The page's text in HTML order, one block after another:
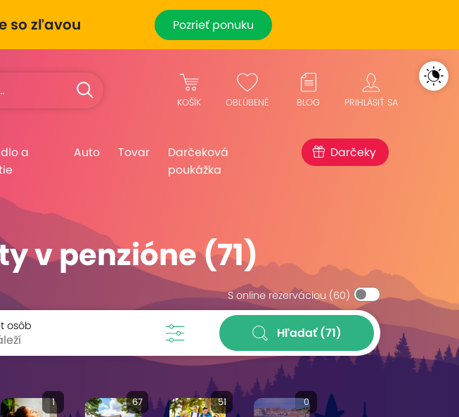
so zľavou Pozrieť ponuku
KOŠÍK OBĽÚBENÉ BLOG PRIHLÁSIŤ SA
a
Auto Tovar
Darčeková
poukážka
Darčeky
v penzióne (71)
S online rezerváciou (60)
osôb Hľadať(71)
1 67 51 0